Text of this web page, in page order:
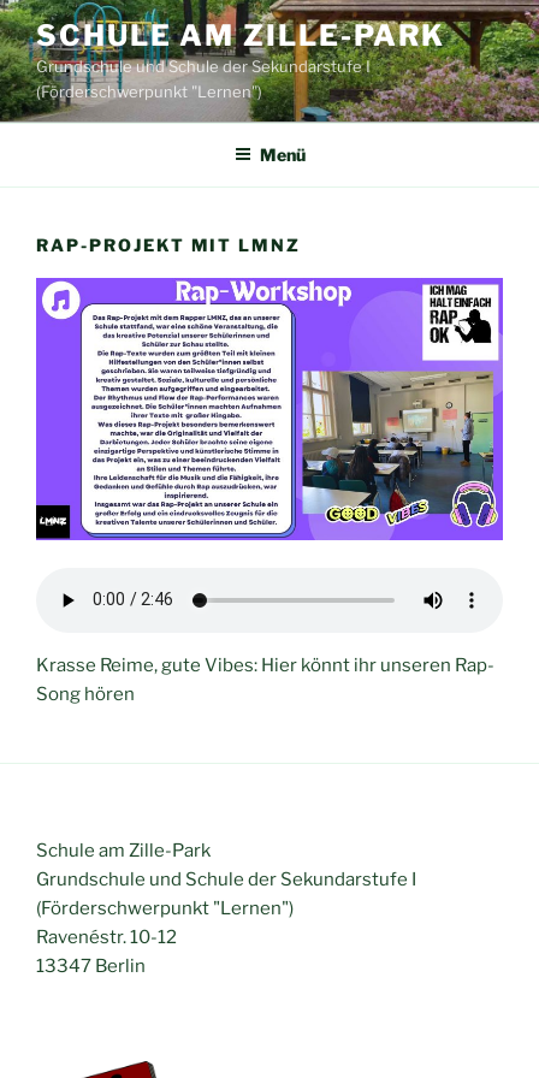
Zum
Inhalt
springen
SCHULE AM ZILLE-PARK
Grundschule und Schule der Sekundarstufe I
(Förderschwerpunkt "Lernen")
Menü
RAP-PROJEKT MIT LMNZ
Krasse Reime, gute Vibes: Hier könnt ihr unseren Rap-
Song hören
Schule am Zille-Park
Grundschule und Schule der Sekundarstufe I
(Förderschwerpunkt "Lernen")
Ravenéstr. 10-12
13347 Berlin